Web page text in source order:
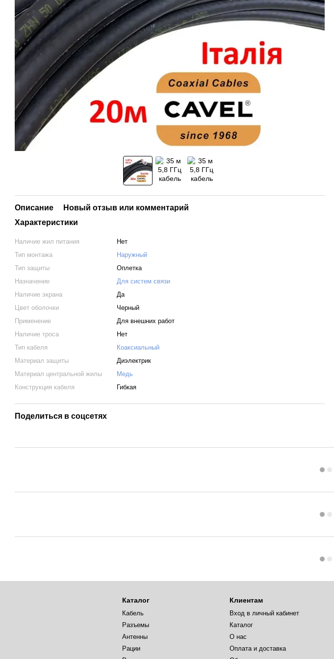
Описание
Новый отзыв или комментарий
Характеристики
Наличие жил питания
Нет
Тип монтажа
Наружный
Тип защиты
Оплетка
Назначение
Для систем связи
Наличие экрана
Да
Цвет оболочки
Черный
Применение
Для внешних работ
Наличие троса
Нет
Тип кабеля
Коаксиальный
Материал защиты
Диэлектрик
Материал центральной жилы
Медь
Конструкция кабеля
Гибкая
Поделиться в соцсетях
Каталог
Кабель
Разъемы
Антенны
Рации
Клиентам
Вход в личный кабинет
Каталог
О нас
Оплата и доставка